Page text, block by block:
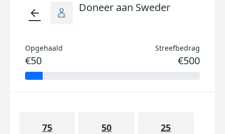
arrow_back Doneer aan Sweder
Opgehaald
€50
Streefbedrag
€500
75 50 25